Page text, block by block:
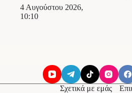
4 Αυγούστου 2026,
10:10
Σχετικά με εμάς